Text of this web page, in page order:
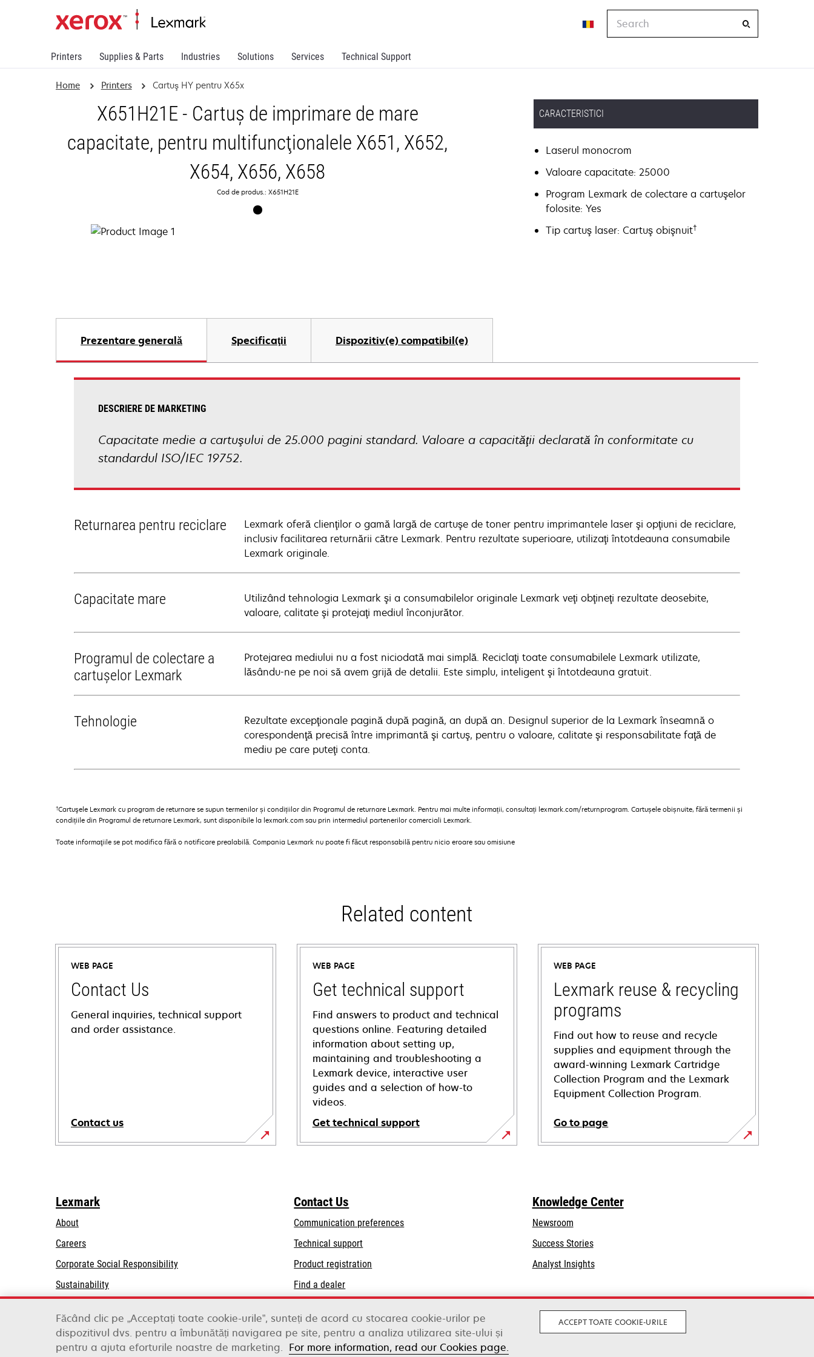
Printers Supplies & Parts Industries Solutions Services Technical Support
Home Printers Cartuş HY pentru X65x
X651H21E - Cartuş de imprimare de mare
capacitate, pentru multifuncţionalele X651, X652,
X654, X656, X658
Cod de produs.: X651H21E
CARACTERISTICI
Laserul monocrom
Valoare capacitate: 25000
Program Lexmark de colectare a cartuşelor
folosite: Yes
Tip cartuş laser: Cartuş obişnuit†
Prezentare generală Specificaţii Dispozitiv(e) compatibil(e)
DESCRIERE DE MARKETING
Capacitate medie a cartuşului de 25.000 pagini standard. Valoare a capacităţii declarată în conformitate cu
standardul ISO/IEC 19752.
Returnarea pentru reciclare
Lexmark oferă clienţilor o gamă largă de cartuşe de toner pentru imprimantele laser şi opţiuni de reciclare,
inclusiv facilitarea returnării către Lexmark. Pentru rezultate superioare, utilizaţi întotdeauna consumabile
Lexmark originale.
Capacitate mare
Utilizând tehnologia Lexmark şi a consumabilelor originale Lexmark veţi obţineţi rezultate deosebite,
valoare, calitate şi protejaţi mediul înconjurător.
Programul de colectare a
cartuşelor Lexmark
Protejarea mediului nu a fost niciodată mai simplă. Reciclaţi toate consumabilele Lexmark utilizate,
lăsându-ne pe noi să avem grijă de detalii. Este simplu, inteligent şi întotdeauna gratuit.
Tehnologie
Rezultate excepţionale pagină după pagină, an după an. Designul superior de la Lexmark înseamnă o
corespondenţă precisă între imprimantă şi cartuş, pentru o valoare, calitate şi responsabilitate faţă de
mediu pe care puteţi conta.
†Cartuşele Lexmark cu program de returnare se supun termenilor și condițiilor din Programul de returnare Lexmark. Pentru mai multe informații, consultați lexmark.com/returnprogram. Cartușele obișnuite, fără termenii și
condițiile din Programul de returnare Lexmark, sunt disponibile la lexmark.com sau prin intermediul partenerilor comerciali Lexmark.
Toate informaţiile se pot modifica fără o notificare prealabilă. Compania Lexmark nu poate fi făcut responsabilă pentru nicio eroare sau omisiune
Related content
WEB PAGE
Contact Us
General inquiries, technical support
and order assistance.
Contact us
WEB PAGE
Get technical support
Find answers to product and technical
questions online. Featuring detailed
information about setting up,
maintaining and troubleshooting a
Lexmark device, interactive user
guides and a selection of how-to
videos.
Get technical support
opens
tab
WEB PAGE
Lexmark reuse & recycling
programs
Find out how to reuse and recycle
supplies and equipment through the
award-winning Lexmark Cartridge
Collection Program and the Lexmark
Equipment Collection Program.
Go to page
Lexmark
About
Careers
Corporate Social Responsibilityopens
tab
Sustainability
Contact Us
Communication preferences
Technical supportopens
a
tab
Product registration
Find a dealer
Knowledge Center
Newsroom
Success Stories
Analyst Insights
Lexmark International, Inc., a Xerox Company
©2026 All rights reserved.
Făcând clic pe „Acceptați toate cookie-urile”, sunteți de acord cu stocarea cookie-urilor pe
dispozitivul dvs. pentru a îmbunătăți navigarea pe site, pentru a analiza utilizarea site-ului și
pentru a ajuta eforturile noastre de marketing. For more information, read our Cookies page.
ACCEPT TOATE COOKIE-URILE